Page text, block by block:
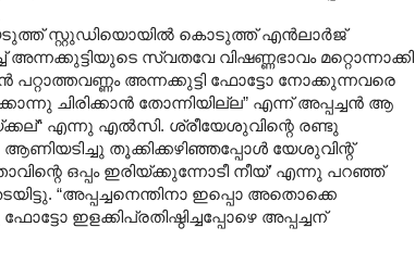
സ്റ്റുഡിയൊയിൽ കൊടുത്ത് എൻലാർജ്
സ്വതവേ വിഷണ്ണഭാവം മറ്റൊന്നാക്കി
അന്നക്കുട്ടി ഫോട്ടോ നോക്കുന്നവരെ
ചിരിക്കാൻ തോന്നിയില്ല” എന്ന് അപ്പച്ചൻ ആ
എന്നു എൽസി. ശ്രീയേശുവിന്റെ രണ്ടു
തൂക്കിക്കഴിഞ്ഞപ്പോൾ യേശുവിന്റ്
ഒപ്പം ഇരിയ്ക്കുന്നോടീ നീയ്’ എന്നു പറഞ്ഞ്
“അപ്പച്ചനെന്തിനാ ഇപ്പൊ അതൊക്കെ
ഇളക്കിപ്രതിഷ്ഠിച്ചപ്പോഴെ അപ്പച്ചന്